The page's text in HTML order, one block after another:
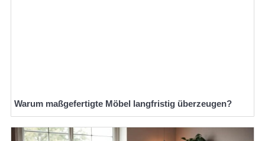
Warum maßgefertigte Möbel langfristig überzeugen?